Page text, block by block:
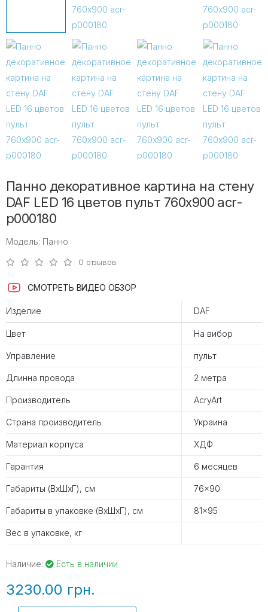
Панно декоративное картина на стену
DAF LED 16 цветов пульт 760х900 acr-
p000180
Модель: Панно
0 отзывов
СМОТРЕТЬ ВИДЕО ОБЗОР
Изделие DAF
Цвет На вибор
Управление пульт
Длинна провода 2 метра
Производитель AcryArt
Страна производитель Украина
Материал корпуса ХДФ
Гарантия 6 месяцев
Габариты (ВхШхГ), см 76x90
Габариты в упаковке (ВхШхГ), см 81x95
Вес в упаковке, кг
Наличие: Есть в наличии
3230.00 грн.